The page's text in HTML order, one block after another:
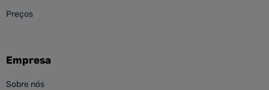
Preços
Empresa
Sobre nós